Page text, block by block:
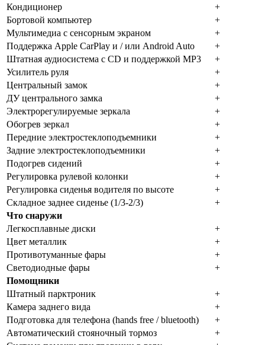
Кондиционер
+
Бортовой компьютер
+
Мультимедиа с сенсорным экраном
+
Поддержка Apple CarPlay и / или Android Auto
+
Штатная аудиосистема с CD и поддержкой MP3
+
Усилитель руля
+
Центральный замок
+
ДУ центрального замка
+
Электрорегулируемые зеркала
+
Обогрев зеркал
+
Передние электростеклоподъемники
+
Задние электростеклоподъемники
+
Подогрев сидений
+
Регулировка рулевой колонки
+
Регулировка сиденья водителя по высоте
+
Складное заднее сиденье (1/3-2/3)
+
Что снаружи
Легкосплавные диски
+
Цвет металлик
+
Противотуманные фары
+
Светодиодные фары
+
Помощники
Штатный парктроник
+
Камера заднего вида
+
Подготовка для телефона (hands free / bluetooth)
+
Автоматический стояночный тормоз
+